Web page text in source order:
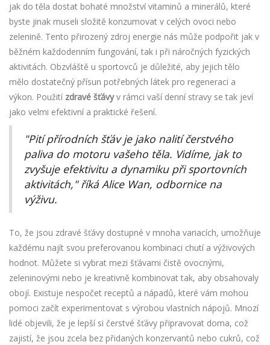
jak do těla dostat bohaté množství vitaminů a minerálů, které
byste jinak museli složitě konzumovat v celých ovoci nebo
zelenině. Tento přirozený zdroj energie nás může podpořit jak v
běžném každodenním fungování, tak i při náročných fyzických
aktivitách. Obzvláště u sportovců je důležité, aby jejich tělo
mělo dostatečný přísun potřebných látek pro regeneraci a
výkon. Použití zdravé šťávyv rámci vaší denní stravy se tak jeví
jako velmi efektivní a praktické řešení.
"Pití přírodních šťáv je jako nalití čerstvého
paliva do motoru vašeho těla. Vidíme, jak to
zvyšuje efektivitu a dynamiku při sportovních
aktivitách," říká Alice Wan, odbornice na
výživu.
To, že jsou zdravé šťávy dostupné v mnoha variacích, umožňuje
každému najít svou preferovanou kombinaci chutí a výživových
hodnot. Můžete si vybrat mezi šťávami čistě ovocnými,
zeleninovými nebo je kreativně kombinovat tak, aby obsahovaly
obojí. Existuje nespočet receptů a nápadů, které vám mohou
pomoci začít experimentovat s výrobou vlastních nápojů. Mnozí
lidé objevili, že je lepší si čerstvé šťávy připravovat doma, což
zajistí, že jsou zcela bez přidaných konzervantů nebo cukrů, což